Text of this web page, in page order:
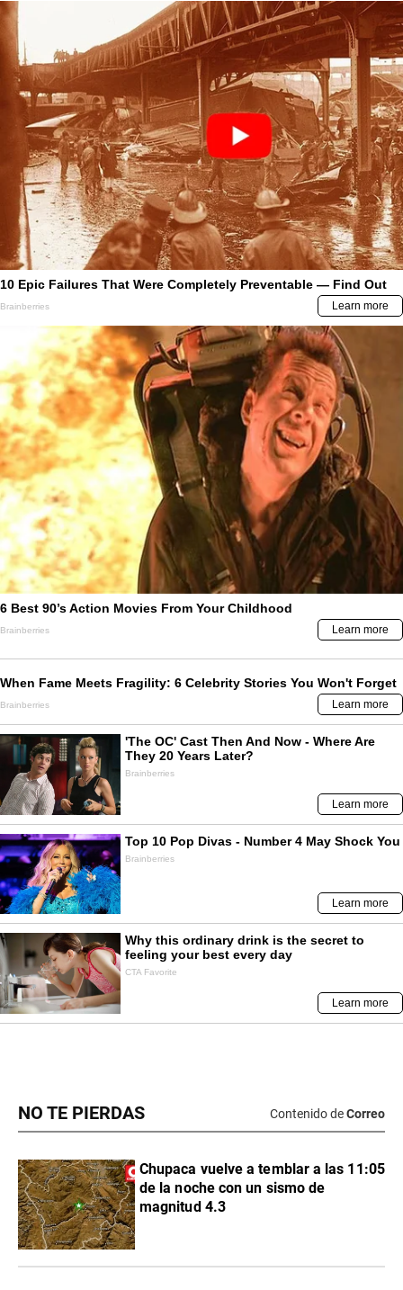
NO TE PIERDAS Contenido deCorreo
Chupaca vuelve a temblar a las 11:05
de la noche con un sismo de
magnitud 4.3